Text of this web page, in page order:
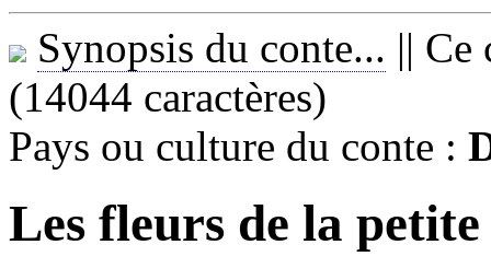
Synopsis du conte... || Ce
(14044 caractères)
Pays ou culture du conte :
Les fleurs de la